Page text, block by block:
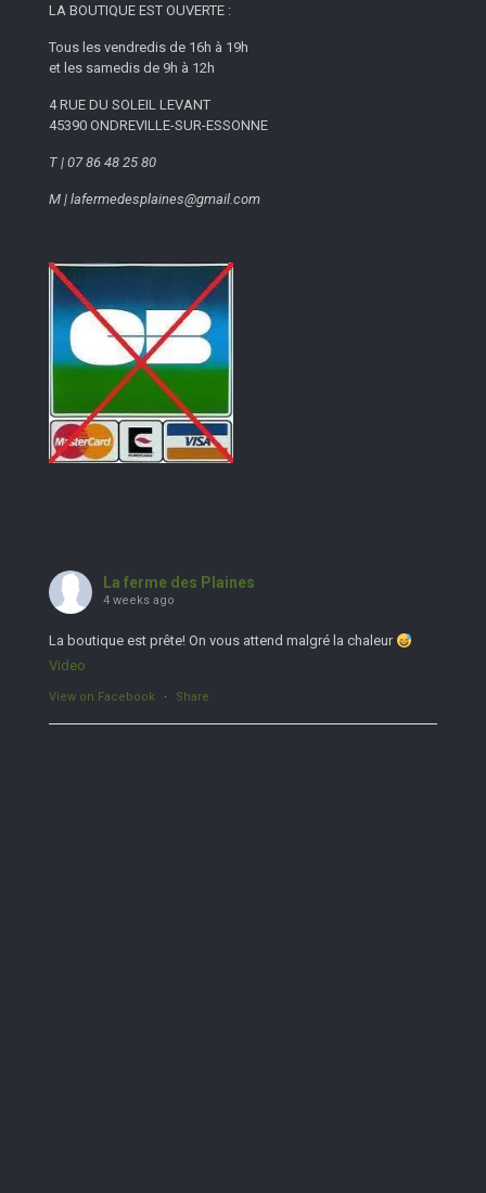
LA BOUTIQUE EST OUVERTE :
Tous les vendredis de 16h à 19h
et les samedis de 9h à 12h
4 RUE DU SOLEIL LEVANT
45390 ONDREVILLE-SUR-ESSONNE
T | 07 86 48 25 80
M | lafermedesplaines@gmail.com
La ferme des Plaines
4 weeks ago
La boutique est prête! On vous attend malgré la chaleur
Video
View on Facebook · Share